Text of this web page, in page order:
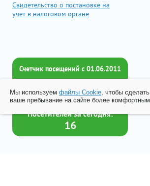
Свидетельство о постановке на
учет в налоговом органе
Счетчик посещений c 01.06.2011
Всего посетителей:
2017408
Посетителей за сегодня:
16
Мы используем файлы Cookie, чтобы сделать
ваше пребывание на сайте более комфортным